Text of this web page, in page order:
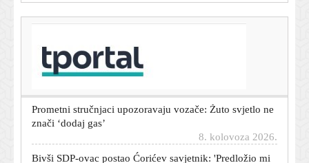
T-portal.hr
AI agenti su rastuća prijetnja vašim podacima. Evo što
možete poduzeti
Prometni stručnjaci upozoravaju vozače: Žuto svjetlo ne
znači ‘dodaj gas’
Bivši SDP-ovac postao Ćorićev savjetnik: 'Predložio mi
je to Plenković'